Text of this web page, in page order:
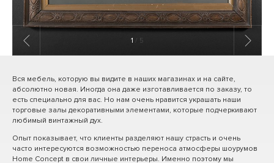
1 / 5
Вся мебель, которую вы видите в наших магазинах и на сайте,
абсолютно новая. Иногда она даже изготавливается по заказу, то
есть специально для вас. Но нам очень нравится украшать наши
торговые залы декоративными элементами, которые подчеркивают
любимый винтажный дух.
Опыт показывает, что клиенты разделяют нашу страсть и очень
часто интересуются возможностью переноса атмосферы шоурумов
Home Concept в свои личные интерьеры. Именно поэтому мы